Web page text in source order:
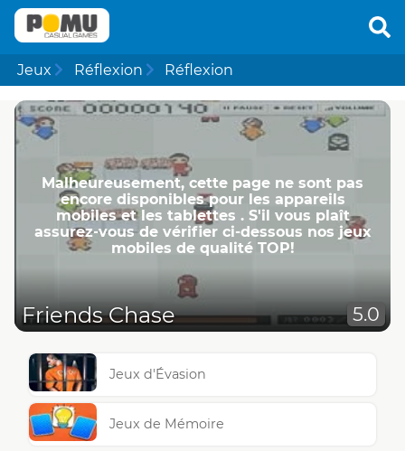
Jeux Réflexion Réflexion
Malheureusement, cette page ne ​​sont pas
encore disponibles pour les appareils
mobiles et les tablettes . S'il vous plaît
assurez-vous de vérifier ci-dessous nos jeux
mobiles de qualité TOP!
Friends Chase 5.0
Jeux d'Évasion
Jeux de Mémoire